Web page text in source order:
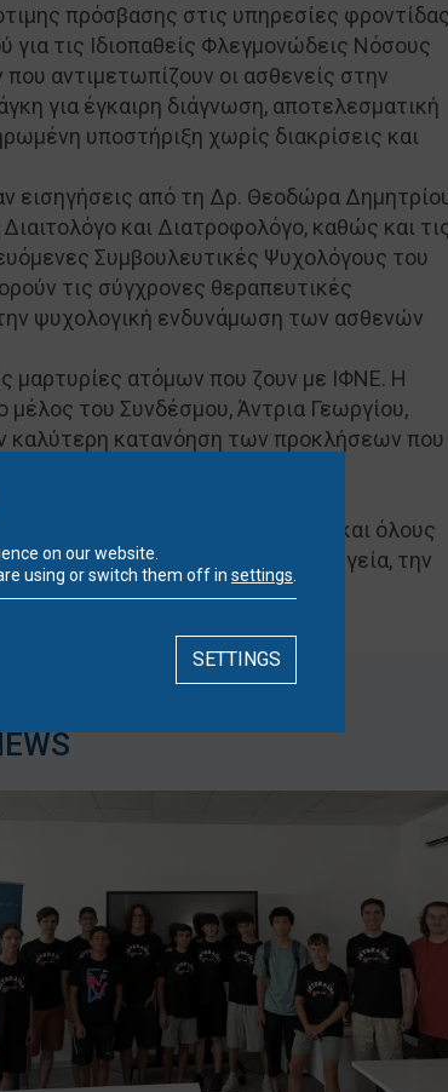
πρόσβασης στις υπηρεσίες
τις Ιδιοπαθείς Φλεγμονώδεις Νόσους
αντιμετωπίζουν οι ασθενείς στην
για έγκαιρη διάγνωση, αποτελεσματική
υποστήριξη χωρίς διακρίσεις και
εισηγήσεις από τη Δρ. Θεοδώρα
και Διατροφολόγο, καθώς και
Συμβουλευτικές Ψυχολόγους του
τις σύγχρονες θεραπευτικές
ψυχολογική ενδυνάμωση των ασθενών
μαρτυρίες ατόμων που ζουν με ΙΦΝΕ. Η
του Συνδέσμου, Άντρια Γεωργίου,
καλύτερη κατανόηση των προκλήσεων που
στην ενίσχυση της κοινωνικής
του προς τις ομιλήτριες και όλους
ουσιαστικό διάλογο για την υγεία, την
όλους.
on our website.
using or switch them off in settings
SETTINGS